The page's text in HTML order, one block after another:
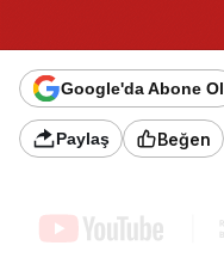
Google'da Abone Ol
Paylaş Beğen